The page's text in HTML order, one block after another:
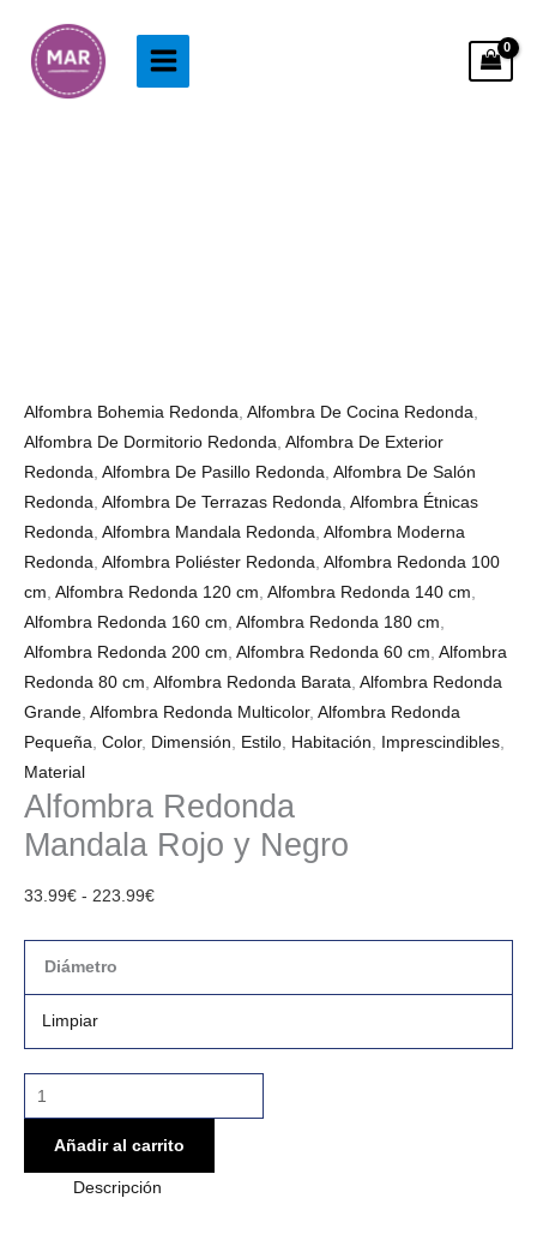
contenido
Alfombra Bohemia Redonda, Alfombra De Cocina Redonda,
Alfombra De Dormitorio Redonda, Alfombra De Exterior
Redonda, Alfombra De Pasillo Redonda, Alfombra De Salón
Redonda, Alfombra De Terrazas Redonda, Alfombra Étnicas
Redonda, Alfombra Mandala Redonda, Alfombra Moderna
Redonda, Alfombra Poliéster Redonda, Alfombra Redonda 100
cm, Alfombra Redonda 120 cm, Alfombra Redonda 140 cm,
Alfombra Redonda 160 cm, Alfombra Redonda 180 cm,
Alfombra Redonda 200 cm, Alfombra Redonda 60 cm, Alfombra
Redonda 80 cm, Alfombra Redonda Barata, Alfombra Redonda
Grande, Alfombra Redonda Multicolor, Alfombra Redonda
Pequeña, Color, Dimensión, Estilo, Habitación, Imprescindibles,
Material
Alfombra Redonda
Mandala Rojo y Negro
33.99€ - 223.99€
Diámetro
Limpiar
Añadir al carrito
Descripción